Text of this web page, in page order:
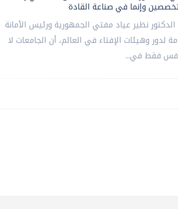
وإنما في صناعة القادة
نظير عياد مفتي الجمهورية ورئيس الأمانة
لدور وهيئات الإفتاء في العالم، أن الجامعات لا
فقط في...